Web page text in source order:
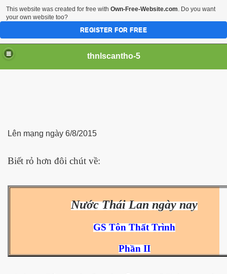
thnlscantho-5
Lên mạng ngày 6/8/2015
Biết rỏ hơn đôi chút về:
Nước Thái Lan ngày nay
GS Tôn Thất Trình
Phần II
sư
This website was created for free with Own-Free-Website.com. Do you want
your own website too?
REGISTER FOR FREE